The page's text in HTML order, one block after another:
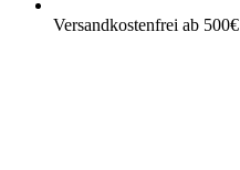
Versandkostenfrei ab 500€